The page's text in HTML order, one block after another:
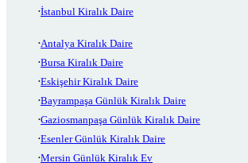
İstanbul Kiralık Daire
Antalya Kiralık Daire
Bursa Kiralık Daire
Eskişehir Kiralık Daire
Bayrampaşa Günlük Kiralık Daire
Gaziosmanpaşa Günlük Kiralık Daire
Esenler Günlük Kiralık Daire
Mersin Günlük Kiralık Ev